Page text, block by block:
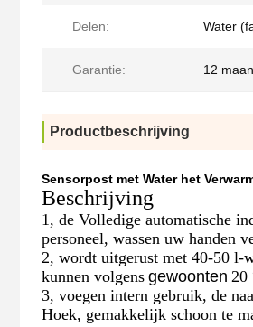
Delen: Water
Garantie: 12
Productbeschrijving
Sensorpost met Water het
Beschrijving
1, de Volledige automatische
personeel, wassen uw handen
2, wordt uitgerust met 40-50 l-
kunnen volgens gewoonten 20
3, voegen intern gebruik, de
Hoek, gemakkelijk schoon te